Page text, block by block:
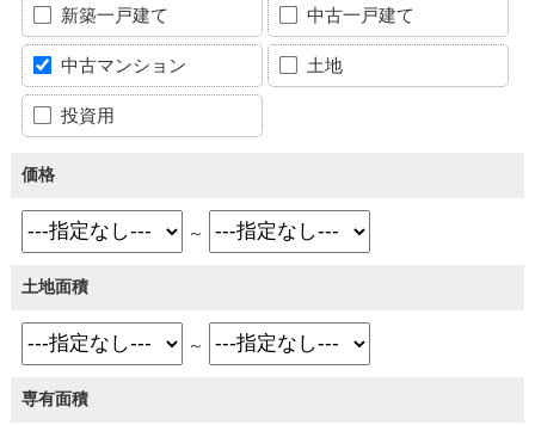
新築一戸建て 中古一戸建て
中古マンション 土地
投資用
価格
～
土地面積
～
専有面積